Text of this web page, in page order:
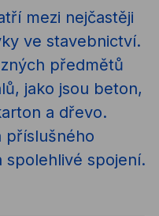
mezi nejčastěji
ve stavebnictví.
předmětů
jako jsou beton,
a dřevo.
příslušného
spolehlivé spojení.